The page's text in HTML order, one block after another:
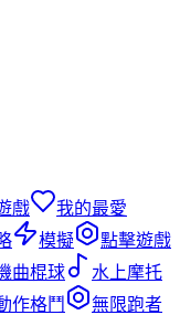
戲
我的最愛
模擬
點擊遊戲
曲棍球
水上摩托
作格鬥
無限跑者